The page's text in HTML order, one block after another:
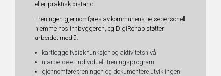
eller praktisk bistand.
Treningen gjennomføres av kommunens helsepersonell
hjemme hos innbyggeren, og DigiRehab støtter
arbeidet med å:
kartlegge fysisk funksjon og aktivitetsnivå
utarbeide et individuelt treningsprogram
gjennomføre treningen og dokumentere utviklingen